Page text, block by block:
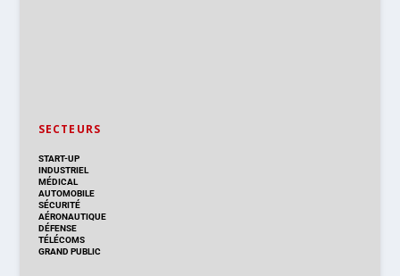
SECTEURS
START-UP
INDUSTRIEL
MÉDICAL
AUTOMOBILE
SÉCURITÉ
AÉRONAUTIQUE
DÉFENSE
TÉLÉCOMS
GRAND PUBLIC